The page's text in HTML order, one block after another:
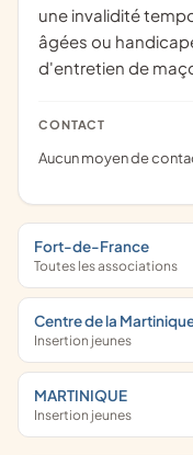
une invalidité
âgées ou
d'entretien de
CONTACT
Aucun moyen de
Fort-de-France
Toutes les associations
Centre de la
Insertion jeunes
MARTINIQUE
Insertion jeunes